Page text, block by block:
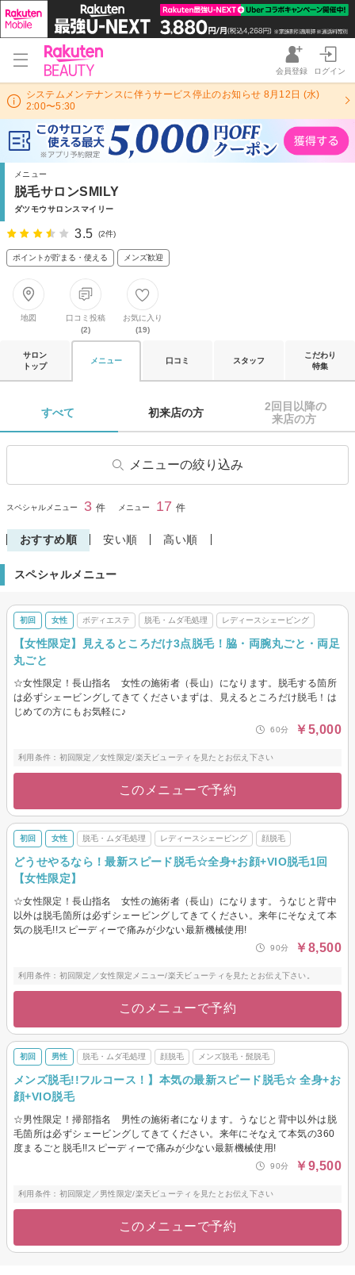
会員登録 ログイン
システムメンテナンスに伴うサービス停止のお知らせ 8月12日 (水)
2:00〜5:30
メニュー
脱毛サロンSMILY
ダツモウサロンスマイリー
3.5 (2件)
ポイントが貯まる・使える メンズ歓迎
地図
口コミ投稿
(2)
お気に入り
(19)
サロン
トップ
メニュー 口コミ スタッフ
こだわり
特集
すべて 初来店の方
2回目以降の
来店の方
メニューの絞り込み
フェイシャルエステ
プ
閉じる
スペシャルメニュー 3 件 メニュー 17 件
おすすめ順 安い順 高い順
スペシャルメニュー
初回 女性 ボディエステ 脱毛・ムダ毛処理 レディースシェービング
【女性限定】見えるところだけ3点脱毛！脇・両腕丸ごと・両足
丸ごと
☆女性限定！長山指名 女性の施術者（長山）になります。脱毛する箇所
は必ずシェービングしてきてくださいまずは、見えるところだけ脱毛！は
じめての方にもお気軽に♪
60分 ￥5,000
利用条件：初回限定／女性限定/楽天ビューティを見たとお伝え下さい
このメニューで予約
初回 女性 脱毛・ムダ毛処理 レディースシェービング 顔脱毛
どうせやるなら！最新スピード脱毛☆全身+お顔+VIO脱毛1回
【女性限定】
☆女性限定！長山指名 女性の施術者（長山）になります。うなじと背中
以外は脱毛箇所は必ずシェービングしてきてください。来年にそなえて本
気の脱毛!!スピーディーで痛みが少ない最新機械使用!
90分 ￥8,500
利用条件：初回限定／女性限定メニュー/楽天ビューティを見たとお伝え下さい。
このメニューで予約
初回 男性 脱毛・ムダ毛処理 顔脱毛 メンズ脱毛・髭脱毛
メンズ脱毛!!フルコース！】本気の最新スピード脱毛☆ 全身+お
顔+VIO脱毛
☆男性限定！掃部指名 男性の施術者になります。うなじと背中以外は脱
毛箇所は必ずシェービングしてきてください。来年にそなえて本気の360
度まるごと脱毛!!スピーディーで痛みが少ない最新機械使用!
90分 ￥9,500
利用条件：初回限定／男性限定/楽天ビューティを見たとお伝え下さい
このメニューで予約